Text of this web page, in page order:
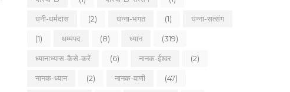
धनी-धर्मदास (2) धन्ना-भगत (1) धन्ना-सत्संग
(1) धम्मपद (8) ध्यान (319)
ध्यानाभ्यास-कैसे-करें (6) नानक-ईश्वर (2)
नानक-ध्यान (2) नानक-वाणी (47)